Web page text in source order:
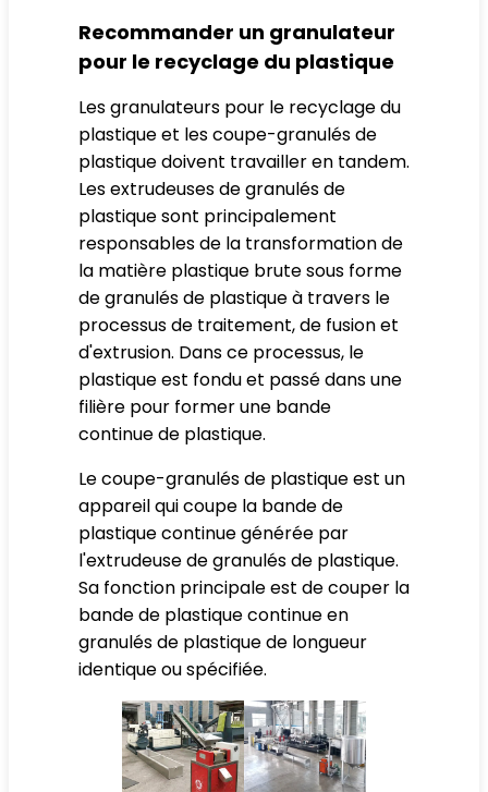
Recommander un granulateur
pour le recyclage du plastique
Les granulateurs pour le recyclage du
plastique et les coupe-granulés de
plastique doivent travailler en tandem.
Les extrudeuses de granulés de
plastique sont principalement
responsables de la transformation de
la matière plastique brute sous forme
de granulés de plastique à travers le
processus de traitement, de fusion et
d'extrusion. Dans ce processus, le
plastique est fondu et passé dans une
filière pour former une bande
continue de plastique.
Le coupe-granulés de plastique est un
appareil qui coupe la bande de
plastique continue générée par
l'extrudeuse de granulés de plastique.
Sa fonction principale est de couper la
bande de plastique continue en
granulés de plastique de longueur
identique ou spécifiée.